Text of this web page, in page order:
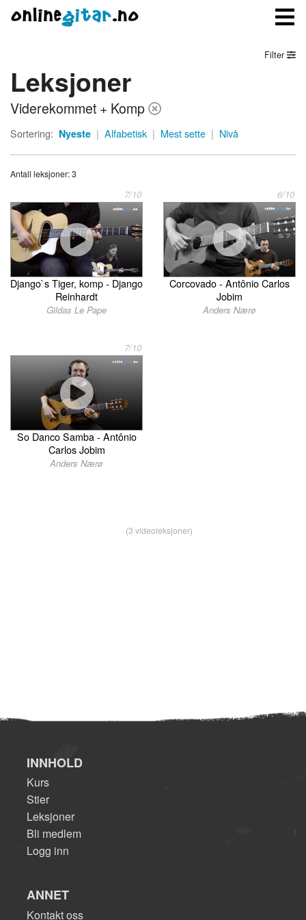
Meny
Logg inn
Kontakt oss
Om onlinegitar.no
Filter
Leksjoner
Viderekommet + Komp
Sortering: Nyeste | Alfabetisk | Mest sette | Nivå
Antall leksjoner: 3
7/10
Django`s Tiger, komp - Django
Reinhardt
Gildas Le Pape
6/10
Corcovado - Antônio Carlos
Jobim
Anders Nærø
7/10
So Danco Samba - Antônio
Carlos Jobim
Anders Nærø
(3 videoleksjoner)
INNHOLD
Kurs
Stier
Leksjoner
Bli medlem
Logg inn
ANNET
Kontakt oss